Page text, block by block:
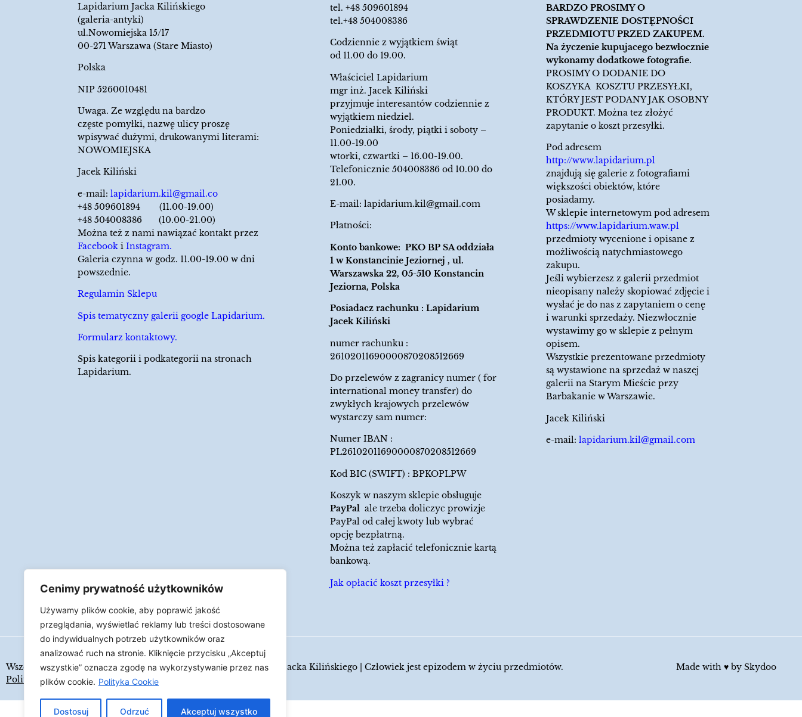
Cenimy prywatność użytkowników
Używamy plików cookie, aby poprawić jakość
przeglądania, wyświetlać reklamy lub treści dostosowane
do indywidualnych potrzeb użytkowników oraz
analizować ruch na stronie. Kliknięcie przycisku „Akceptuj
wszystkie” oznacza zgodę na wykorzystywanie przez nas
plików cookie. Polityka Cookie
Dostosuj Odrzuć Akceptuj wszystko
Lapidarium Jacka Kilińskiego
(galeria-antyki)
ul.Nowomiejska 15/17
00-271 Warszawa (Stare Miasto)
Polska
NIP 5260010481
Uwaga. Ze względu na bardzo
częste pomyłki, nazwę ulicy proszę
wpisywać dużymi, drukowanymi literami:
NOWOMIEJSKA
Jacek Kiliński
e-mail: lapidarium.kil@gmail.co
+48 509601894 (11.00-19.00)
+48 504008386 (10.00-21.00)
Można też z nami nawiązać kontakt przez
Facebook i Instagram.
Galeria czynna w godz. 11.00-19.00 w dni
powszednie.
Regulamin Sklepu
Spis tematyczny galerii google Lapidarium.
Formularz kontaktowy.
Spis kategorii i podkategorii na stronach
Lapidarium.
tel.+48 509601894
tel.+48 504008386
Codziennie z wyjątkiem świąt
od 11.00 do 19.00.
Właściciel Lapidarium
mgr inż. Jacek Kiliński
przyjmuje interesantów codziennie z
wyjątkiem niedziel.
Poniedziałki, środy, piątki i soboty –
11.00-19.00
wtorki, czwartki – 16.00-19.00.
Telefonicznie 504008386 od 10.00 do
21.00.
E-mail:lapidarium.kil@gmail.com
Płatności:
Konto bankowe: PKO BP SA oddziała
1 w Konstancinie Jeziornej , ul.
Warszawska 22, 05-510 Konstancin
Jeziorna, Polska
Posiadacz rachunku : Lapidarium
Jacek Kiliński
numer rachunku :
26102011690000870208512669
Do przelewów z zagranicy numer ( for
international money transfer) do
zwykłych krajowych przelewów
wystarczy sam numer:
Numer IBAN :
PL26102011690000870208512669
Kod BIC (SWIFT) : BPKOPLPW
Koszyk w naszym sklepie obsługuje
PayPal ale trzeba doliczyc prowizje
PayPal od całej kwoty lub wybrać
opcję bezpłatrną.
Można też zapłacić telefonicznie kartą
bankową.
Jak opłacić koszt przesyłki ?
BARDZO PROSIMY O
SPRAWDZENIE DOSTĘPNOŚCI
PRZEDMIOTU PRZED ZAKUPEM.
Na życzenie kupujacego bezwłocznie
wykonamy dodatkowe fotografie.
PROSIMY O DODANIE DO
KOSZYKA KOSZTU PRZESYŁKI,
KTÓRY JEST PODANY JAK OSOBNY
PRODUKT. Można tez złożyć
zapytanie o koszt przesyłki.
Pod adresem
http://www.lapidarium.pl
znajdują się galerie z fotografiami
większości obiektów, które
posiadamy.
W sklepie internetowym pod adresem
https://www.lapidarium.waw.pl
przedmioty wycenione i opisane z
możliwością natychmiastowego
zakupu.
Jeśli wybierzesz z galerii przedmiot
nieopisany należy skopiować zdjęcie i
wysłać je do nas z zapytaniem o cenę
i warunki sprzedaży. Niezwłocznie
wystawimy go w sklepie z pełnym
opisem.
Wszystkie prezentowane przedmioty
są wystawione na sprzedaż w naszej
galerii na Starym Mieście przy
Barbakanie w Warszawie.
Jacek Kiliński
e-mail: lapidarium.kil@gmail.com
Wszelkie prawa zastrzeżone
Polityka Cookies
LAPIDARIUM Jacka Kilińskiego | Człowiek jest epizodem w życiu przedmiotów. Made with ♥︎ bySkydoo